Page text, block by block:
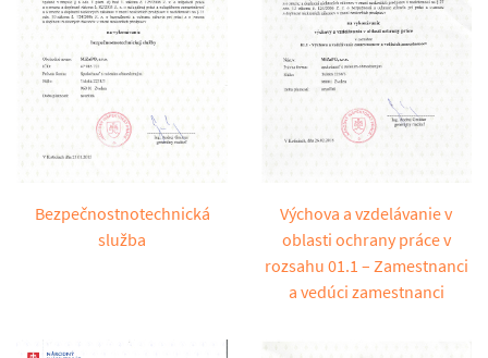
Bezpečnostnotechnická
služba
Výchova a vzdelávanie v
oblasti ochrany práce v
rozsahu 01.1 – Zamestnanci
a vedúci zamestnanci